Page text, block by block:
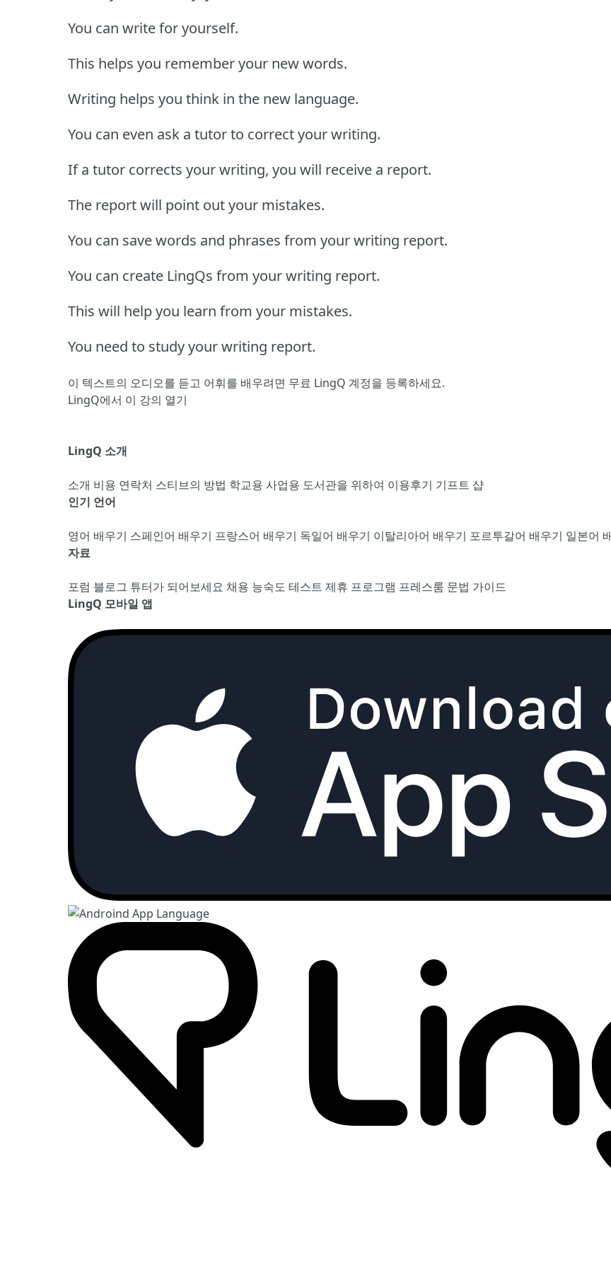
You can write for yourself.
This helps you remember your new words.
Writing helps you think in the new language.
You can even ask a tutor to correct your writing.
If a tutor corrects your writing, you will receive a report.
The report will point out your mistakes.
You can save words and phrases from your writing report.
You can create LingQs from your writing report.
This will help you learn from your mistakes.
You need to study your writing report.
이 텍스트의 오디오를 듣고 어휘를 배우려면 무료 LingQ 계정을 등록하세요.
LingQ에서 이 강의 열기
LingQ 소개
소개 비용 연락처 스티브의 방법 학교용 사업용 도서관을 위하여 이용후기 기프트 샵
인기 언어
영어 배우기 스페인어 배우기 프랑스어 배우기 독일어 배우기 이탈리아어 배우기 포르투갈어 배우기 일본어
자료
포럼 블로그 튜터가 되어보세요 채용 능숙도 테스트 제휴 프로그램 프레스룸 문법 가이드
LingQ 모바일 앱